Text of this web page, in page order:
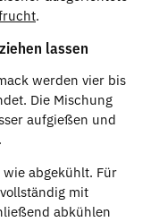
.
lassen
werden vier bis
Die Mischung
aufgießen und
wie abgekühlt. Für
mit
abkühlen